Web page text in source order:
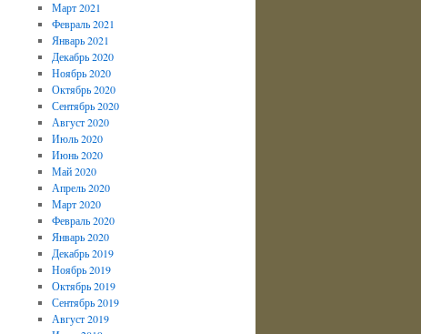
Март 2021
Февраль 2021
Январь 2021
Декабрь 2020
Ноябрь 2020
Октябрь 2020
Сентябрь 2020
Август 2020
Июль 2020
Июнь 2020
Май 2020
Апрель 2020
Март 2020
Февраль 2020
Январь 2020
Декабрь 2019
Ноябрь 2019
Октябрь 2019
Сентябрь 2019
Август 2019